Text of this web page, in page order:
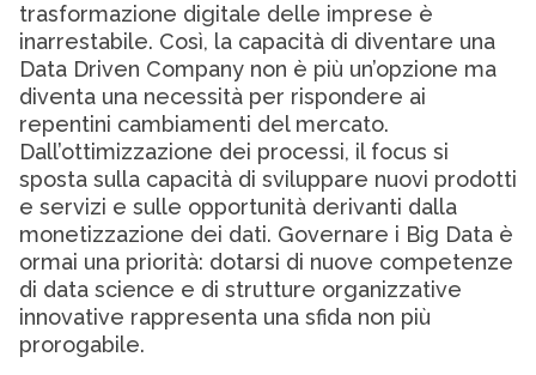
trasformazione digitale delle imprese è
inarrestabile. Così, la capacità di diventare una
Data Driven Company non è più un’opzione ma
diventa una necessità per rispondere ai
repentini cambiamenti del mercato.
Dall’ottimizzazione dei processi, il focus si
sposta sulla capacità di sviluppare nuovi prodotti
e servizi e sulle opportunità derivanti dalla
monetizzazione dei dati. Governare i Big Data è
ormai una priorità: dotarsi di nuove competenze
di data science e di strutture organizzative
innovative rappresenta una sfida non più
prorogabile.